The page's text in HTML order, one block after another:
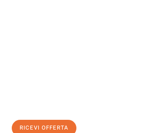
RICEVI OFFERTA